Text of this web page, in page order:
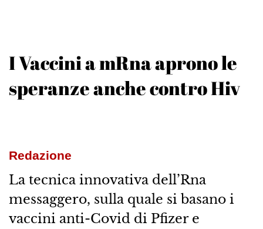
I Vaccini a mRna aprono le
speranze anche contro Hiv
Redazione
La tecnica innovativa dell’Rna
messaggero, sulla quale si basano i
vaccini anti-Covid di Pfizer e